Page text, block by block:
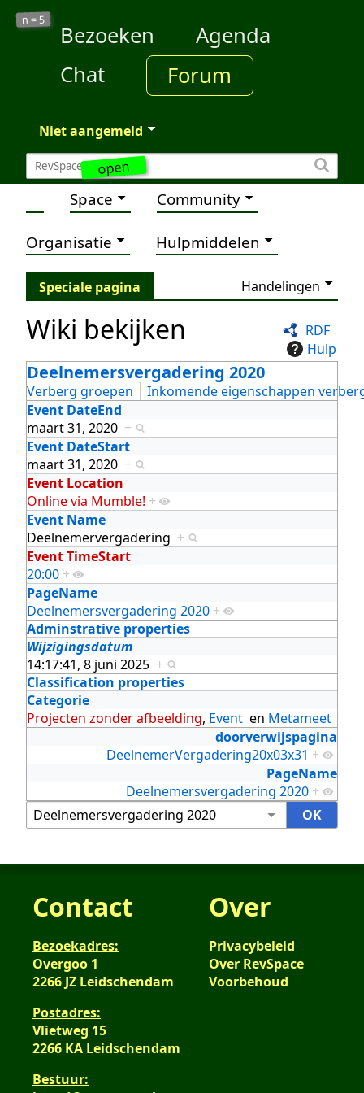
open
n = 5
Bezoeken
Agenda
Chat
Forum
Niet aangemeld
Space Community
Organisatie Hulpmiddelen
Speciale pagina Handelingen
RDF
Hulp
Wiki bekijken
Deelnemersvergadering 2020
Verberg groepen
Inkomende eigenschappen
Event DateEnd
maart 31, 2020 +
Event DateStart
maart 31, 2020 +
Event Location
Online via Mumble! +
Event Name
Deelnemervergadering +
Event TimeStart
20:00 +
PageName
Deelnemersvergadering 2020 +
Adminstrative properties
Wijzigingsdatum
14:17:41, 8 juni 2025 +
Classification properties
Categorie
Projecten zonder afbeelding, Event en Metameet
doorverwijspagina
DeelnemerVergadering20x03x31 +
PageName
Deelnemersvergadering 2020 +
Contact
Bezoekadres:
Overgoo 1
2266 JZ Leidschendam
Postadres:
Vlietweg 15
2266 KA Leidschendam
Bestuur:
Over
Privacybeleid
Over RevSpace
Voorbehoud